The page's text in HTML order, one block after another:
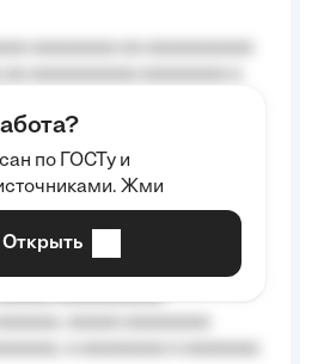
aaaaaaaaa, a aaa
a aaaaaaaaaa, aaaaaa
aaaaaa
aaaaaaaaaa
по ГОСТу и
Жми
Открыть